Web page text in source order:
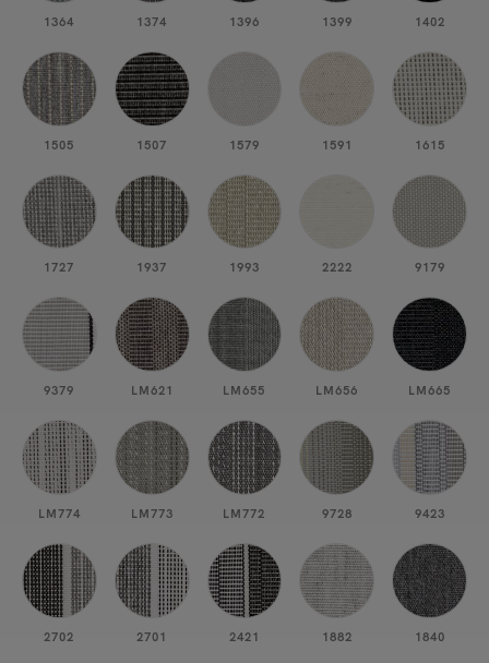
1364 1374 1396 1399 1402
1505 1507 1579 1591 1615
1727 1937 1993 2222 9179
9379 LM621 LM655 LM656 LM665
LM774 LM773 LM772 9728 9423
2702 2701 2421 1882 1840